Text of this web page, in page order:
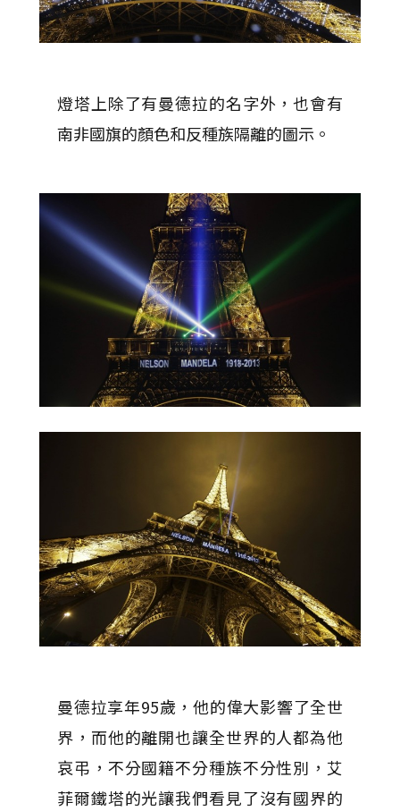
燈塔上除了有曼德拉的名字外，也會有
南非國旗的顏色和反種族隔離的圖示。
曼德拉享年95歲，他的偉大影響了全世
界，而他的離開也讓全世界的人都為他
哀弔，不分國籍不分種族不分性別，艾
菲爾鐵塔的光讓我們看見了沒有國界的